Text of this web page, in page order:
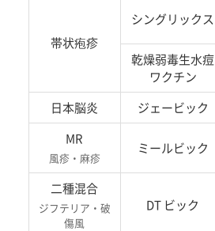
帯状疱疹
シングリックス
乾燥弱毒生水痘
ワクチン
日本脳炎 ジェービック
MR
風疹・麻疹
ミールビック
二種混合
ジフテリア・破
傷風
DT ビック